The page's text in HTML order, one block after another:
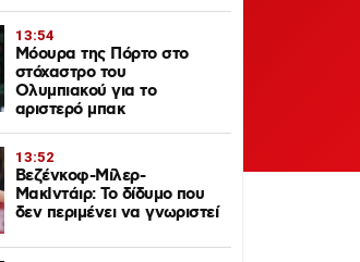
13:54
Μόουρα της Πόρτο στο
στόχαστρο του
Ολυμπιακού για το
αριστερό μπακ
13:52
Βεζένκοφ-Μίλερ-
ΜακΙντάιρ: Το δίδυμο που
δεν περιμένει να γνωριστεί